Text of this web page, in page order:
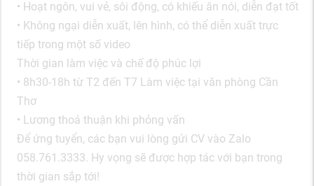
• Hoạt ngôn, vui vẻ, sôi động, có khiếu ăn nói, diễn đạt tốt
• Không ngại diễn xuất, lên hình, có thể diễn xuất trực
tiếp trong một số video
Thời gian làm việc và chế độ phúc lợi
• 8h30-18h từ T2 đến T7 Làm việc tại văn phòng Cần
Thơ
• Lương thoả thuận khi phỏng vấn
Để ứng tuyển, các bạn vui lòng gửi CV vào Zalo
058.761.3333. Hy vọng sẽ được hợp tác với bạn trong
thời gian sắp tới!